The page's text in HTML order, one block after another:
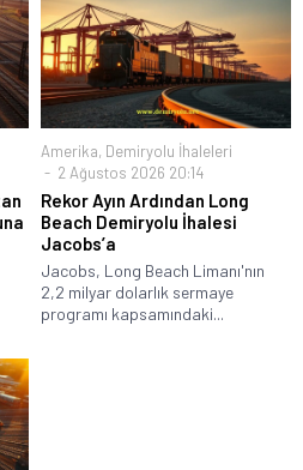
Amerika, Demiryolu İhaleleri
2 Ağustos 2026 20:14
Rekor Ayın Ardından Long
Beach Demiryolu İhalesi
Jacobs’a
Jacobs, Long Beach Limanı'nın
2,2 milyar dolarlık sermaye
programı kapsamındaki...